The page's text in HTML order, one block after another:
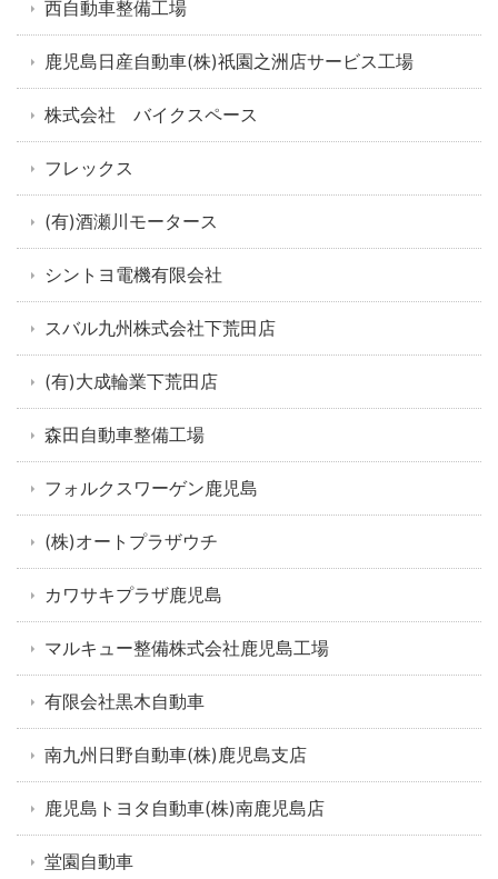
西自動車整備工場
鹿児島日産自動車(株)祇園之洲店サービス工場
株式会社 バイクスペース
フレックス
(有)酒瀬川モータース
シントヨ電機有限会社
スバル九州株式会社下荒田店
(有)大成輪業下荒田店
森田自動車整備工場
フォルクスワーゲン鹿児島
(株)オートプラザウチ
カワサキプラザ鹿児島
マルキュー整備株式会社鹿児島工場
有限会社黒木自動車
南九州日野自動車(株)鹿児島支店
鹿児島トヨタ自動車(株)南鹿児島店
堂園自動車